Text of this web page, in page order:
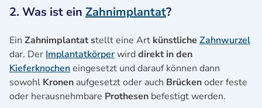
2. Was ist ein Zahnimplantat?
Ein Zahnimplantat stellt eine Art künstliche Zahnwurzel
dar. Der Implantatkörperwirddirekt in den
Kieferknocheneingesetzt und darauf können dann
sowohl Kronen aufgesetzt oder auch Brückenoder feste
oder herausnehmbare Prothesen befestigt werden.